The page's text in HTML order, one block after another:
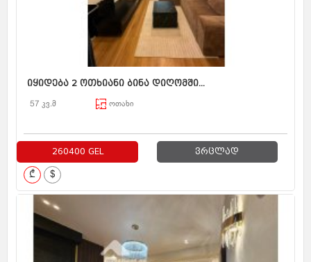
იყიდება 2 ოთხიანი ბინა დიღომში...
57 კვ.მ ოთახი
260400 GEL ვრცლად
₾ $